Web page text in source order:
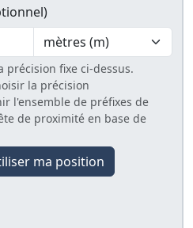
précision fixe ci-dessus.
la précision
l'ensemble de préfixes de
de proximité en base de
ma position